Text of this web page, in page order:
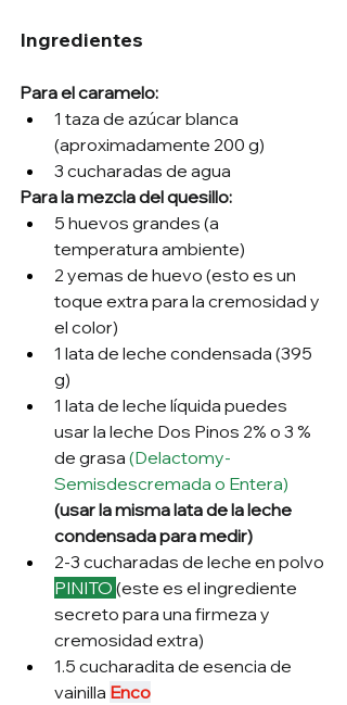
Ingredientes
Para el caramelo:
1 taza de azúcar blanca
(aproximadamente 200 g)
3 cucharadas de agua
Para la mezcla del quesillo:
5 huevos grandes (a
temperatura ambiente)
2 yemas de huevo (esto es un
toque extra para la cremosidad y
el color)
1 lata de leche condensada (395
g)
1 lata de leche líquida puedes
usar la leche Dos Pinos 2% o 3 %
de grasa (Delactomy-
Semisdescremada o Entera)
(usar la misma lata de la leche
condensada para medir)
2-3 cucharadas de leche en polvo
PINITO (este es el ingrediente
secreto para una firmeza y
cremosidad extra)
1.5 cucharadita de esencia de
vainilla Enco